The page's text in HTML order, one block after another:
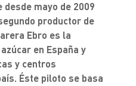
mayo de 2009
productor de
Ebro es la
en España y
y centros
Éste piloto se basa